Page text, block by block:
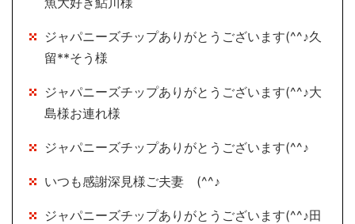
ジャパニーズチップありがとうございます(^^♪久
留**そう様
ジャパニーズチップありがとうございます(^^♪大
島様お連れ様
ジャパニーズチップありがとうございます(^^♪
いつも感謝深見様ご夫妻 (^^♪
ジャパニーズチップありがとうございます(^^♪田